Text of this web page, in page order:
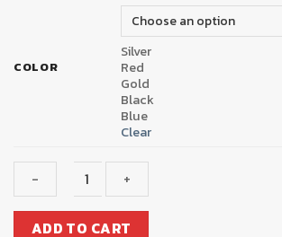
COLOR
Silver
Red
Gold
Black
Blue
Clear
แผ่นADD TO CART